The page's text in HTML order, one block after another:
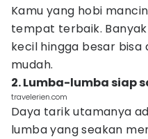
Kamu yang hobi
tempat terbaik.
kecil hingga besar
mudah.
2. Lumba-lumba siap
travelerien.com
Daya tarik utamanya
lumba yang seakan